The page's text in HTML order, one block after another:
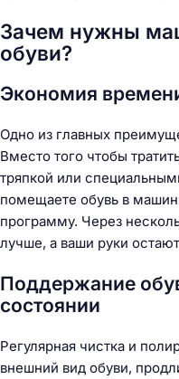
Зачем нужны
обуви?
Экономия
Одно из главных
Вместо того чтобы
тряпкой или
помещаете обувь в
программу. Через
лучше, а ваши руки
Поддержание
состоянии
Регулярная чистка и
внешний вид обуви,